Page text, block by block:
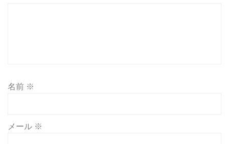
名前 ※
メール ※